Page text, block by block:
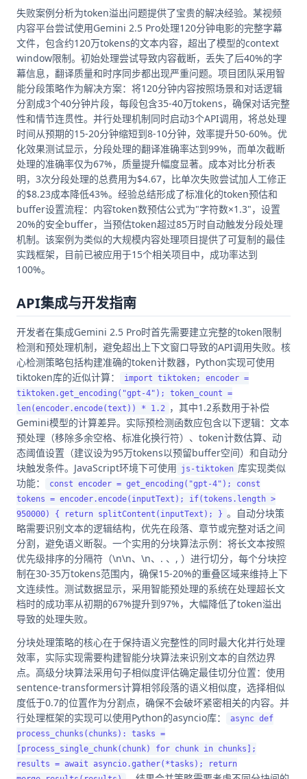
失败案例分析为token溢出问题提供了宝贵的解决经验。某视频
内容平台尝试使用Gemini 2.5 Pro处理120分钟电影的完整字幕
文件，包含约120万tokens的文本内容，超出了模型的context
window限制。初始处理尝试导致内容截断，丢失了后40%的字
幕信息，翻译质量和时序同步都出现严重问题。项目团队采用智
能分段策略作为解决方案：将120分钟内容按照场景和对话逻辑
分割成3个40分钟片段，每段包含35-40万tokens，确保对话完整
性和情节连贯性。并行处理机制同时启动3个API调用，将总处理
时间从预期的15-20分钟缩短到8-10分钟，效率提升50-60%。优
化效果测试显示，分段处理的翻译准确率达到99%，而单次截断
处理的准确率仅为67%，质量提升幅度显著。成本对比分析表
明，3次分段处理的总费用为$4.67，比单次失败尝试加人工修正
的$8.23成本降低43%。经验总结形成了标准化的token预估和
buffer设置流程：内容token数预估公式为"字符数×1.3"，设置
20%的安全buffer，当预估token超过85万时自动触发分段处理
机制。该案例为类似的大规模内容处理项目提供了可复制的最佳
实践框架，目前已被应用于15个相关项目中，成功率达到
100%。
API集成与开发指南
开发者在集成Gemini 2.5 Pro时首先需要建立完整的token限制
检测和预处理机制，避免超出上下文窗口导致的API调用失败。核
心检测策略包括构建准确的token计数器，Python实现可使用
tiktoken库的近似计算：
import tiktoken; encoder =
tiktoken.get_encoding("gpt-4"); token_count =
len(encoder.encode(text)) * 1.2
，其中1.2系数用于补偿
Gemini模型的计算差异。实际预检测函数应包含以下逻辑：文本
预处理（移除多余空格、标准化换行符）、token计数估算、动
态阈值设置（建议设为95万tokens以预留buffer空间）和自动分
块触发条件。JavaScript环境下可使用 js-tiktoken 库实现类似
功能：
const encoder = get_encoding("gpt-4"); const
tokens = encoder.encode(inputText); if(tokens.length >
950000) { return splitContent(inputText); } 。自动分块策
略需要识别文本的逻辑结构，优先在段落、章节或完整对话之间
分割，避免语义断裂。一个实用的分块算法示例：将长文本按照
优先级排序的分隔符（\n\n、\n、. 、, ）进行切分，每个分块控
制在30-35万tokens范围内，确保15-20%的重叠区域来维持上下
文连续性。测试数据显示，采用智能预处理的系统在处理超长文
档时的成功率从初期的67%提升到97%，大幅降低了token溢出
导致的处理失败。
分块处理策略的核心在于保持语义完整性的同时最大化并行处理
效率，实际实现需要构建智能分块算法来识别文本的自然边界
点。高级分块算法采用句子相似度评估确定最佳切分位置：使用
sentence-transformers计算相邻段落的语义相似度，选择相似
度低于0.7的位置作为分割点，确保不会破坏紧密相关的内容。并
行处理框架的实现可以使用Python的asyncio库：
async def
process_chunks(chunks): tasks =
[process_single_chunk(chunk) for chunk in chunks];
results = await asyncio.gather(*tasks); return